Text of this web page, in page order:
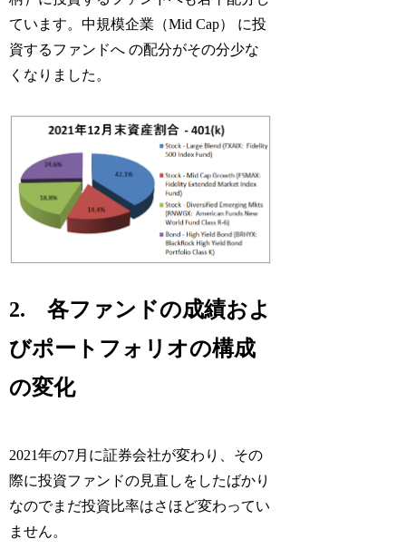
ています。中規模企業（Mid Cap） に投
資するファンドへ の配分がその分少な
くなりました。
2. 各ファンドの成績およ
びポートフォリオの構成
の変化
2021年の7月に証券会社が変わり、その
際に投資ファンドの見直しをしたばかり
なのでまだ投資比率はさほど変わってい
ません。